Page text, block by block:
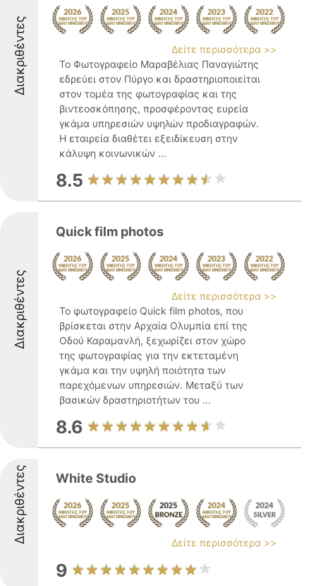
Διακριθέντες
Δείτε περισσότερα >>
Το Φωτογραφείο Μαραβέλιας Παναγιώτης
εδρεύει στον Πύργο και δραστηριοποιείται
στον τομέα της φωτογραφίας και της
βιντεοσκόπησης, προσφέροντας ευρεία
γκάμα υπηρεσιών υψηλών προδιαγραφών.
Η εταιρεία διαθέτει εξειδίκευση στην
κάλυψη κοινωνικών ...
8.5
Διακριθέντες
Quick film photos
Δείτε περισσότερα >>
Το φωτογραφείο Quick film photos, που
βρίσκεται στην Αρχαία Ολυμπία επί της
Οδού Καραμανλή, ξεχωρίζει στον χώρο
της φωτογραφίας για την εκτεταμένη
γκάμα και την υψηλή ποιότητα των
παρεχόμενων υπηρεσιών. Μεταξύ των
βασικών δραστηριοτήτων του ...
8.6
Διακριθέντες White Studio
Δείτε περισσότερα >>
9